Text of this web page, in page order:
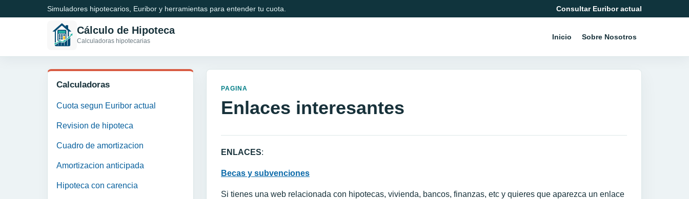
Simuladores hipotecarios, Euribor y herramientas para entender tu cuota. Consultar Euribor actual
Cálculo de Hipoteca
Calculadoras hipotecarias Inicio Sobre Nosotros
Calculadoras
Cuota segun Euribor actual
Revision de hipoteca
Cuadro de amortizacion
Amortizacion anticipada
Hipoteca con carencia
PAGINA
Enlaces interesantes
ENLACES:
Becas y subvenciones
Si tienes una web relacionada con hipotecas, vivienda, bancos, finanzas, etc y quieres que aparezca un enlace